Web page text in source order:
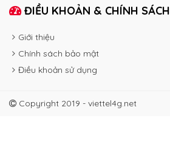
ĐIỀU KHOẢN & CHÍNH SÁCH
Giới thiệu
Chính sách bảo mật
Điều khoản sử dụng
Copyright 2019 - viettel4g.net